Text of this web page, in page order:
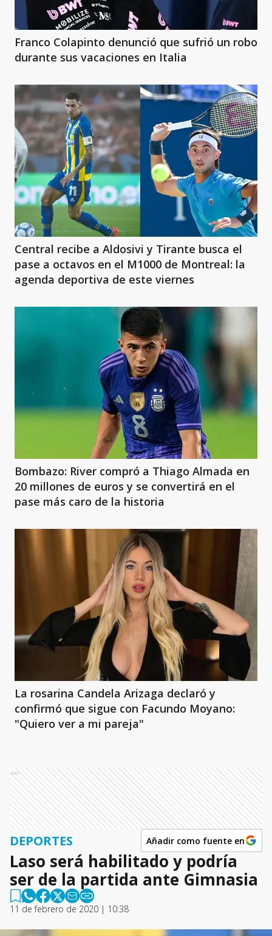
Franco Colapinto denunció que sufrió un robo
durante sus vacaciones en Italia
Central recibe a Aldosivi y Tirante busca el
pase a octavos en el M1000 de Montreal: la
agenda deportiva de este viernes
Bombazo: River compró a Thiago Almada en
20 millones de euros y se convertirá en el
pase más caro de la historia
La rosarina Candela Arizaga declaró y
confirmó que sigue con Facundo Moyano:
"Quiero ver a mi pareja"
Ads
DEPORTES Añadir como fuente en
Laso será habilitado y podría
ser de la partida ante Gimnasia
11 de febrero de 2020 | 10:38